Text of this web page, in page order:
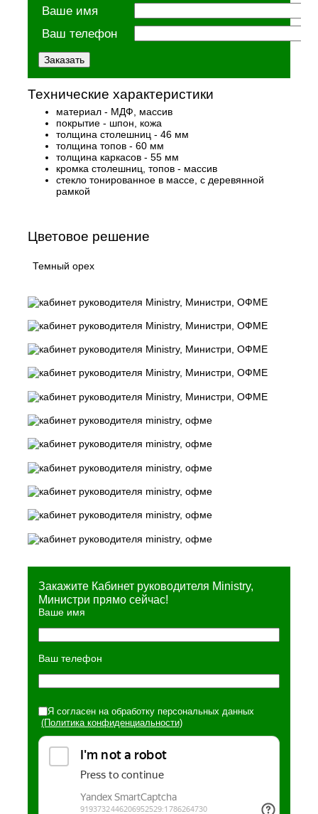
Ваше имя
Ваш телефон
Технические характеристики
материал - МДФ, массив
покрытие - шпон, кожа
толщина столешниц - 46 мм
толщина топов - 60 мм
толщина каркасов - 55 мм
кромка столешниц, топов - массив
стекло тонированное в массе, с деревянной
рамкой
Цветовое решение
Темный орех
Закажите Кабинет руководителя Ministry,
Министри прямо сейчас!
Ваше имя
Ваш телефон
Я согласен на обработку персональных данных
(Политика конфиденциальности)